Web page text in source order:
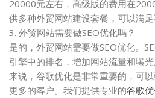
20000元左右，高级版的费用在
供多种外贸网站建设套餐，可以满足
3. 外贸网站需要做SEO优化吗？
是的，外贸网站需要做SEO优化。
引擎中的排名，增加网站流量和曝
来说，谷歌优化是非常重要的，可
更多的客户。我们提供专业的谷歌